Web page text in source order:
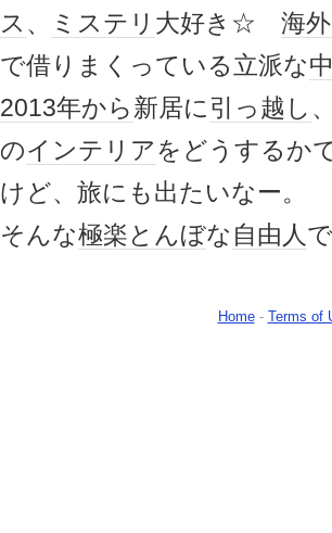
ス 、 ミステリ 大好き☆ 海
で借りまくっている立派な
2013年から新居に引っ越し
のインテリアをどうするか
けど、旅にも出たいなー。
そんな極楽とんぼな 自由人
Home- Terms of